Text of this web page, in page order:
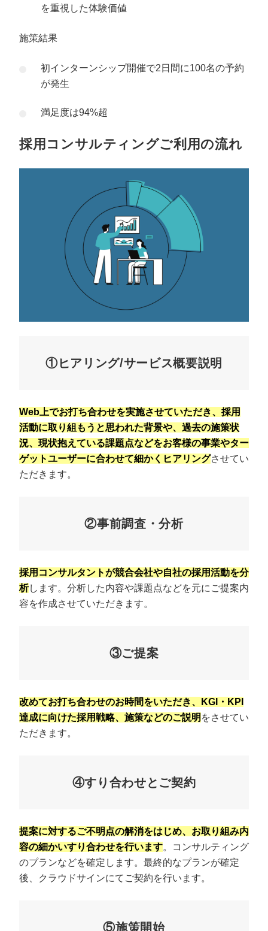
を重視した体験価値
施策結果
初インターンシップ開催で2日間に100名の予約
が発生
満足度は94%超
採用コンサルティングご利用の流れ
①ヒアリング/サービス概要説明
Web上でお打ち合わせを実施させていただき、採用
活動に取り組もうと思われた背景や、過去の施策状
況、現状抱えている課題点などをお客様の事業やター
ゲットユーザーに合わせて細かくヒアリングさせてい
ただきます。
②事前調査・分析
採用コンサルタントが競合会社や自社の採用活動を分
析します。分析した内容や課題点などを元にご提案内
容を作成させていただきます。
③ご提案
改めてお打ち合わせのお時間をいただき、KGI・KPI
達成に向けた採用戦略、施策などのご説明 をさせてい
ただきます。
④すり合わせとご契約
提案に対するご不明点の解消をはじめ、お取り組み内
容の細かいすり合わせを行います。コンサルティング
のプランなどを確定します。最終的なプランが確定
後、クラウドサインにてご契約を行います。
⑤施策開始